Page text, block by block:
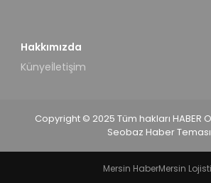
Hakkımızda
Künyeİletişim
Copyright © 2025 Tüm hakları HABER
Seobaz Haber Teması
Mersin HaberMersin